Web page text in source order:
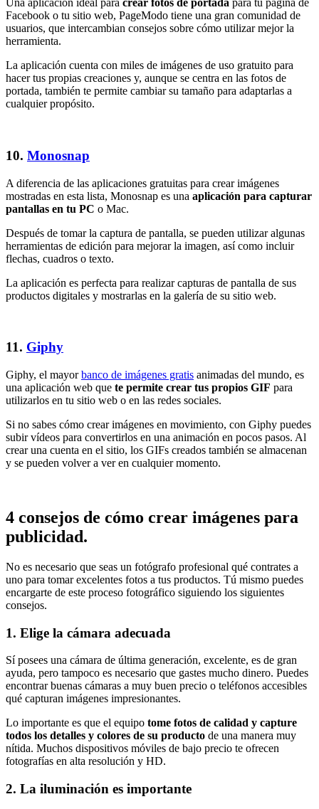
Una aplicación ideal para crear fotos de portada para tu página de
Facebook o tu sitio web, PageModo tiene una gran comunidad de
usuarios, que intercambian consejos sobre cómo utilizar mejor la
herramienta.
La aplicación cuenta con miles de imágenes de uso gratuito para
hacer tus propias creaciones y, aunque se centra en las fotos de
portada, también te permite cambiar su tamaño para adaptarlas a
cualquier propósito.
10. Monosnap
A diferencia de las aplicaciones gratuitas para crear imágenes
mostradas en esta lista, Monosnap es una aplicación para capturar
pantallas en tu PC o Mac.
Después de tomar la captura de pantalla, se pueden utilizar algunas
herramientas de edición para mejorar la imagen, así como incluir
flechas, cuadros o texto.
La aplicación es perfecta para realizar capturas de pantalla de sus
productos digitales y mostrarlas en la galería de su sitio web.
11. Giphy
Giphy, el mayorbanco de imágenes gratis animadas del mundo, es
una aplicación web que te permite crear tus propios GIF para
utilizarlos en tu sitio web o en las redes sociales.
Si no sabes cómo crear imágenes en movimiento, con Giphy puedes
subir vídeos para convertirlos en una animación en pocos pasos. Al
crear una cuenta en el sitio, los GIFs creados también se almacenan
y se pueden volver a ver en cualquier momento.
4 consejos de cómo crear imágenes para
publicidad.
No es necesario que seas un fotógrafo profesional qué contrates a
uno para tomar excelentes fotos a tus productos. Tú mismo puedes
encargarte de este proceso fotográfico siguiendo los siguientes
consejos.
1. Elige la cámara adecuada
Sí posees una cámara de última generación, excelente, es de gran
ayuda, pero tampoco es necesario que gastes mucho dinero. Puedes
encontrar buenas cámaras a muy buen precio o teléfonos accesibles
qué capturan imágenes impresionantes.
Lo importante es que el equipo tome fotos de calidad y capture
todos los detalles y colores de su producto de una manera muy
nítida. Muchos dispositivos móviles de bajo precio te ofrecen
fotografías en alta resolución y HD.
2. La iluminación es importante